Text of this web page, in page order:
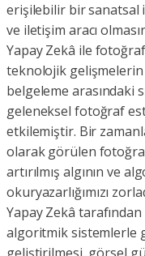
erişilebilir bir sanatsal
ve iletişim aracı
Yapay Zekâ ile
teknolojik
belgeleme arasındaki
geleneksel fotoğraf
etkilemiştir. Bir
olarak görülen
artırılmış algının ve
okuryazarlığımızı
Yapay Zekâ
algoritmik sistemlerle